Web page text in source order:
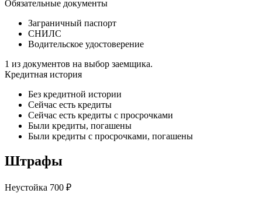
Обязательные документы
Заграничный паспорт
СНИЛС
Водительское удостоверение
1 из документов на выбор заемщика.
Кредитная история
Без кредитной истории
Сейчас есть кредиты
Сейчас есть кредиты с просрочками
Были кредиты, погашены
Были кредиты с просрочками, погашены
Штрафы
Неустойка 700 ₽